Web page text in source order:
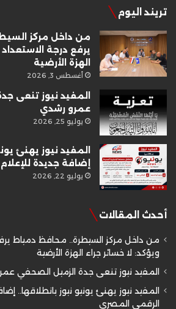
تريند اليوم
من داخل مركز
يرفع درجة
الهزة الأرضية
أغسطس 3, 2026
المفيد نيوز تنعى
عمرو رشدي
يوليو 25, 2026
المفيد نيوز يهنئ
إضافة جديدة
يوليو 22, 2026
أحدث المقالات
من داخل مركز السيطرة.. محافظ دمياط
ويؤكد: لا خسائر جراء الهزة الأرضية
المفيد نيوز تنعى جدة الزميل الصحفي
المفيد نيوز يهنئ يونيو نيوز بانطلاقها..
الرقمي المصري